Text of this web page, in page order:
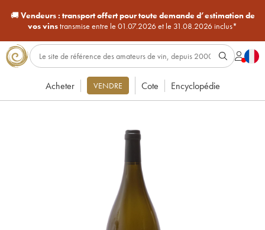
🚚Vendeurs : transport offert pour toute demande d’estimation de
vos vinstransmise entre le 01.07.2026 et le 31.08.2026 inclus*
Acheter VENDRE Cote Encyclopédie